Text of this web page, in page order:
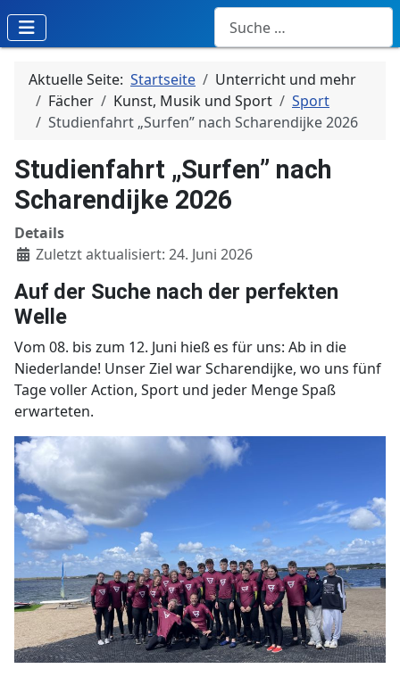
Suchen
Aktuelle Seite: Startseite
Unterricht und mehr
Fächer
Kunst, Musik und Sport
Sport
Studienfahrt „Surfen” nach Scharendijke 2026
Studienfahrt „Surfen” nach
Scharendijke 2026
Details
Zuletzt aktualisiert: 24. Juni 2026
Auf der Suche nach der perfekten
Welle
Vom 08. bis zum 12. Juni hieß es für uns: Ab in die
Niederlande! Unser Ziel war Scharendijke, wo uns fünf
Tage voller Action, Sport und jeder Menge Spaß
erwarteten.